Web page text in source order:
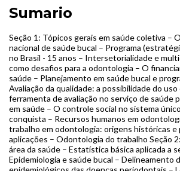
Sumario
Seção 1: Tópicos gerais em saúde coletiva –
nacional de saúde bucal – Programa
no Brasil - 15 anos – Intersetorialidade e
como desafios para a odontologia – O
saúde – Planejamento em saúde bucal e
Avaliação da qualidade: a possibilidade do uso
ferramenta de avaliação no serviço de saúde
em saúde – O controle social no sistema
conquista – Recursos humanos em
trabalho em odontologia: origens históricas e
aplicações – Odontologia do trabalho Seção
área da saúde – Estatística básica aplicada a
Epidemiologia e saúde bucal – Delineamento